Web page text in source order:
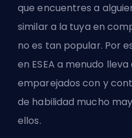
que encuentres a
similar a la tuya en
no es tan popular. Por
en ESEA a menudo
emparejados con y
de habilidad mucho
ellos.